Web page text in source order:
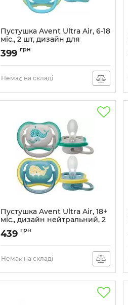
Пустушка Avent Ultra Air, 6-18
міс., 2 шт, дизайн для
хлопчиків.
Артикул:
399 грн
Немає на складі
Пустушка Avent Ultra Air, 18+
міс., дизайн нейтральний, 2
Артикул:
439 грн
Немає на складі